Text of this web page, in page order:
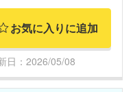
お気に入りに追加
日：2026/05/08